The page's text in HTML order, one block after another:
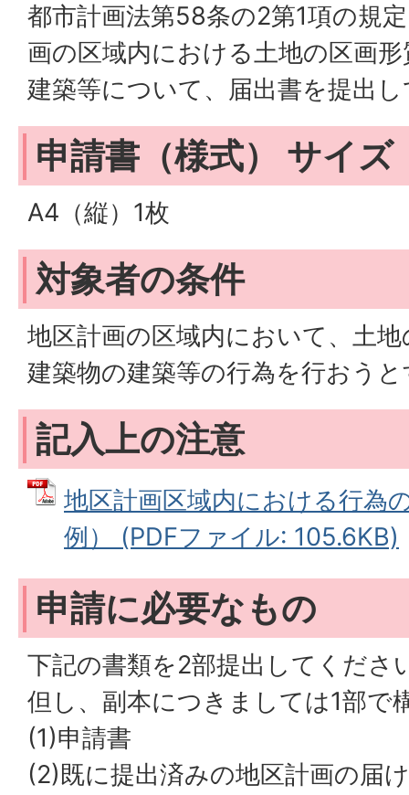
都市計画法第58条の2第1項の規
画の区域内における土地の区画
建築等について、届出書を提出
申請書（様式） サイズ
A4（縦）1枚
対象者の条件
地区計画の区域内において、土
建築物の建築等の行為を行おう
記入上の注意
地区計画区域内における行為
例） (PDFファイル: 105.6KB)
申請に必要なもの
下記の書類を2部提出してくださ
但し、副本につきましては1部で
(1)申請書
(2)既に提出済みの地区計画の届